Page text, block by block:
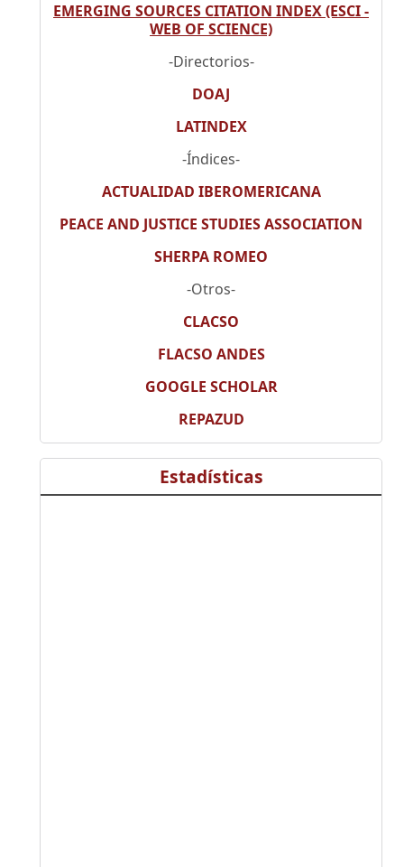
EMERGING SOURCES CITATION INDEX (ESCI -
WEB OF SCIENCE)
-Directorios-
DOAJ
LATINDEX
-Índices-
ACTUALIDAD IBEROMERICANA
PEACE AND JUSTICE STUDIES ASSOCIATION
SHERPA ROMEO
-Otros-
CLACSO
FLACSO ANDES
GOOGLE SCHOLAR
REPAZUD
Estadísticas